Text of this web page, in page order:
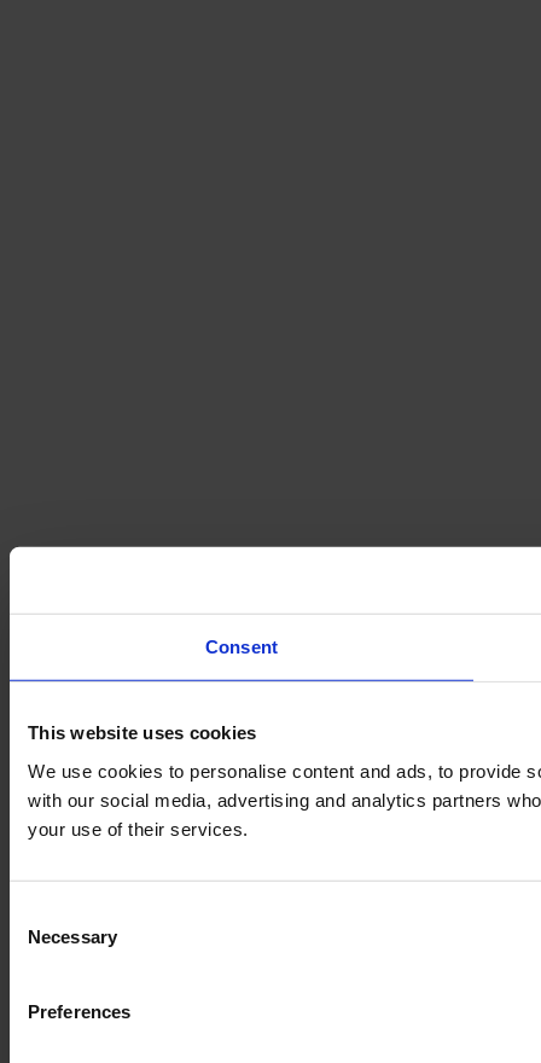
Consent
This website uses cookies
We use cookies to personalise content and ads, to provide
with our social media, advertising and analytics partners
your use of their services.
Selection
Necessary
Preferences